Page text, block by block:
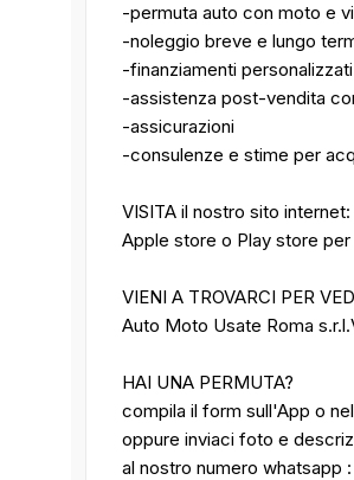
-permuta auto con moto e
-noleggio breve e lungo
-finanziamenti
-assistenza post-vendita
-assicurazioni
-consulenze e stime per
VISITA il nostro sito
Apple store o Play store
VIENI A TROVARCI PER
Auto Moto Usate Roma
HAI UNA PERMUTA?
compila il form sull'App o
oppure inviaci foto e
al nostro numero whatsapp